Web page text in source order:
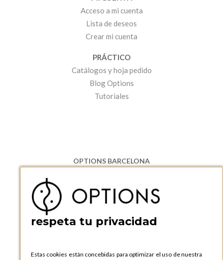
Acceso a mi cuenta
Lista de deseos
Crear mi cuenta
PRÁCTICO
Catálogos y hoja pedido
Blog Options
Tutoriales
OPTIONS BARCELONA
08130 Santa Perpetua de Moguda, Barcelona
ESPAñA
Teléfono:
+34 935 724 041
OPTIONS BARCELONA SHOWROOM
ESPAñA
respeta tu privacidad
Estas cookies están concebidas para optimizar el uso de nuestra